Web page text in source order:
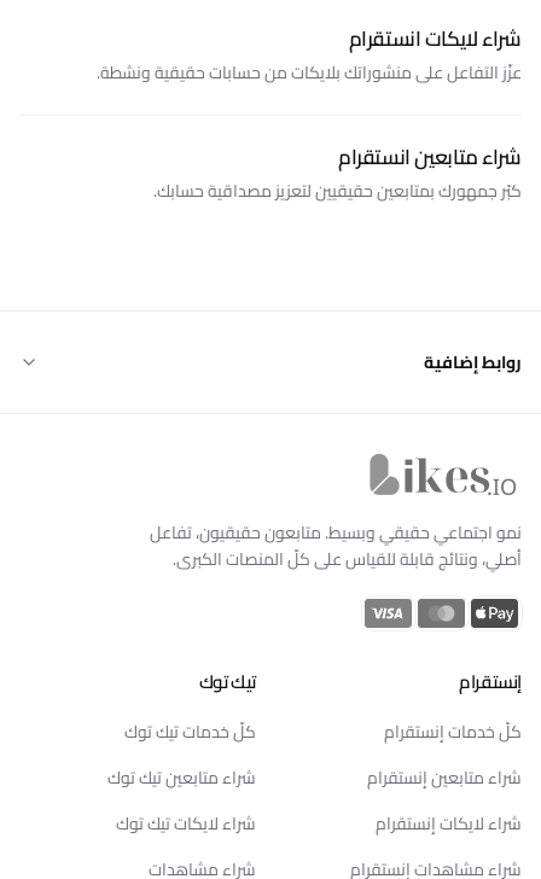
شراء لايكات انستقرام
عزّز التفاعل على منشوراتك بلايكات من حسابات حقيقية ونشطة.
شراء متابعين انستقرام
كبّر جمهورك بمتابعين حقيقيين لتعزيز مصداقية حسابك.
روابط إضافية
نمو اجتماعي حقيقي وبسيط. متابعون حقيقيون، تفاعل
أصلي، ونتائج قابلة للقياس على كلّ المنصات الكبرى.
إنستقرام
كلّ خدمات إنستقرام
شراء متابعين إنستقرام
شراء لايكات إنستقرام
شراء مشاهدات إنستقرام
تيك توك
كلّ خدمات تيك توك
شراء متابعين تيك توك
شراء لايكات تيك توك
شراء مشاهدات